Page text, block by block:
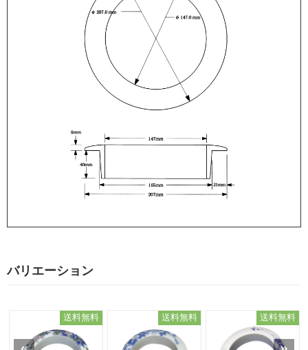
バリエーション
送料無料 送料無料 送料無料